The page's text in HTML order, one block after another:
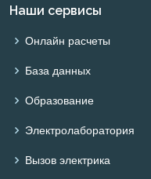
Наши сервисы
Онлайн расчеты
База данных
Образование
Электролаборатория
Вызов электрика